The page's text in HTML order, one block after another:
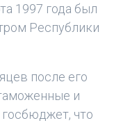
1997 года был
Республики
после его
и
что